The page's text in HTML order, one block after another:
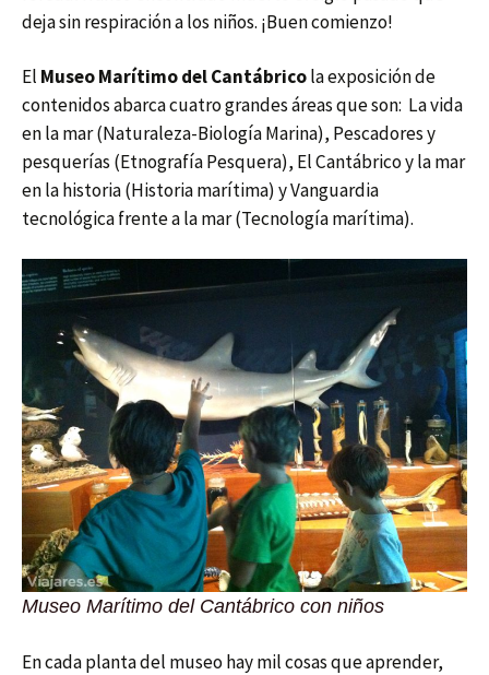
deja sin respiración a los niños. ¡Buen comienzo!
El Museo Marítimo del Cantábricola exposición de
contenidos abarca cuatro grandes áreas que son: La vida
en la mar (Naturaleza-Biología Marina), Pescadores y
pesquerías (Etnografía Pesquera), El Cantábrico y la mar
en la historia (Historia marítima) y Vanguardia
tecnológica frente a la mar (Tecnología marítima).
Museo Marítimo del Cantábrico con niños
En cada planta del museo hay mil cosas que aprender,